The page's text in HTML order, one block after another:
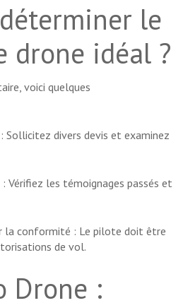
le
drone idéal ?
voici quelques
Sollicitez divers devis et examinez
Vérifiez les témoignages passés et
la conformité : Le pilote doit être
de vol.
Drone :